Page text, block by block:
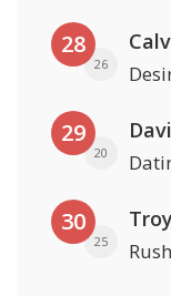
28
26
29
20
30
25 Rush